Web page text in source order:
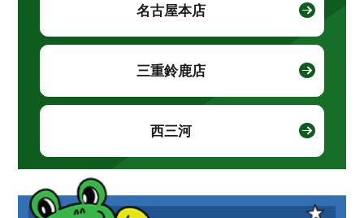
名古屋本店
三重鈴鹿店
西三河